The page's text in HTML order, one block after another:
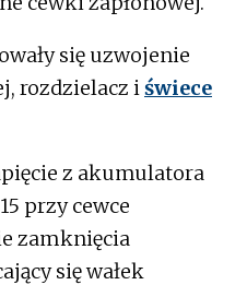
się uzwojenie
rozdzielacz iświece
z akumulatora
przy cewce
zamknięcia
się wałek